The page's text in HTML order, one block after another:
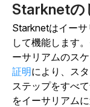
Starknetの
Starknetはイー
して機能します。
ーサリアムのス
証明により、ス
ステップをすべ
をイーサリアム